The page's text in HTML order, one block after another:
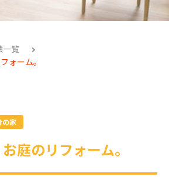
一覧
ォーム。
の家
庭のリフォーム。